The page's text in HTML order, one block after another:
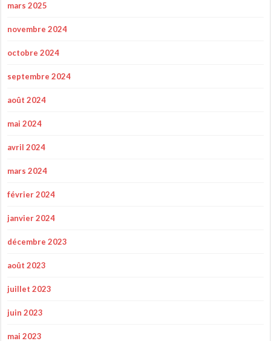
mars 2025
novembre 2024
octobre 2024
septembre 2024
août 2024
mai 2024
avril 2024
mars 2024
février 2024
janvier 2024
décembre 2023
août 2023
juillet 2023
juin 2023
mai 2023